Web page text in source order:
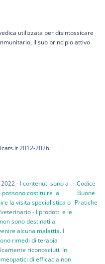
utilizzata per disintossicare
il suo principio attivo
2012-2026
- I contenuti sono a
costituire la
la visita specialistica o
- I prodotti e le
sono destinati a
alcuna malattia. I
rimedi di terapia
riconosciuti. In
di efficacia non
- Codice
Buone
Pratiche